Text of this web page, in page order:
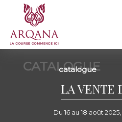
CATALOGUE
catalogue
LA VENTE
Du 16 au 18 août